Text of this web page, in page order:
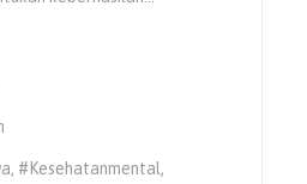
, #kesehatanmental ,